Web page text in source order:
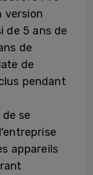
version
de 5 ans de
de
de
pendant
se
appareils